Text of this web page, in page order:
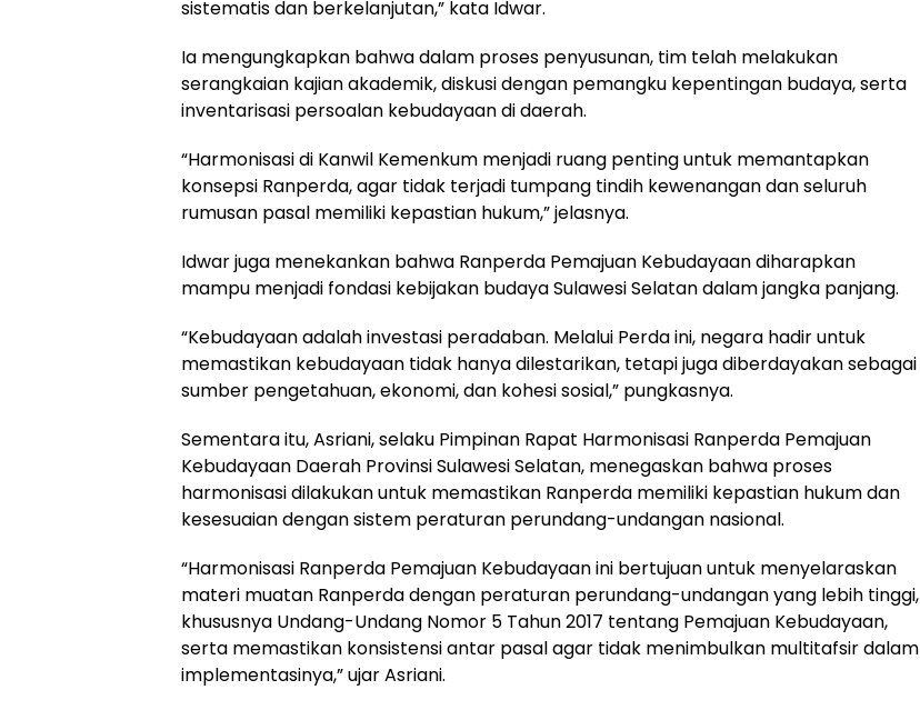
sistematis dan berkelanjutan,” kata Idwar.
Ia mengungkapkan bahwa dalam proses penyusunan, tim telah melakukan
serangkaian kajian akademik, diskusi dengan pemangku kepentingan budaya, serta
inventarisasi persoalan kebudayaan di daerah.
“Harmonisasi di Kanwil Kemenkum menjadi ruang penting untuk memantapkan
konsepsi Ranperda, agar tidak terjadi tumpang tindih kewenangan dan seluruh
rumusan pasal memiliki kepastian hukum,” jelasnya.
Idwar juga menekankan bahwa Ranperda Pemajuan Kebudayaan diharapkan
mampu menjadi fondasi kebijakan budaya Sulawesi Selatan dalam jangka panjang.
“Kebudayaan adalah investasi peradaban. Melalui Perda ini, negara hadir untuk
memastikan kebudayaan tidak hanya dilestarikan, tetapi juga diberdayakan sebagai
sumber pengetahuan, ekonomi, dan kohesi sosial,” pungkasnya.
Sementara itu, Asriani, selaku Pimpinan Rapat Harmonisasi Ranperda Pemajuan
Kebudayaan Daerah Provinsi Sulawesi Selatan, menegaskan bahwa proses
harmonisasi dilakukan untuk memastikan Ranperda memiliki kepastian hukum dan
kesesuaian dengan sistem peraturan perundang-undangan nasional.
“Harmonisasi Ranperda Pemajuan Kebudayaan ini bertujuan untuk menyelaraskan
materi muatan Ranperda dengan peraturan perundang-undangan yang lebih tinggi,
khususnya Undang-Undang Nomor 5 Tahun 2017 tentang Pemajuan Kebudayaan,
serta memastikan konsistensi antar pasal agar tidak menimbulkan multitafsir dalam
implementasinya,” ujar Asriani.